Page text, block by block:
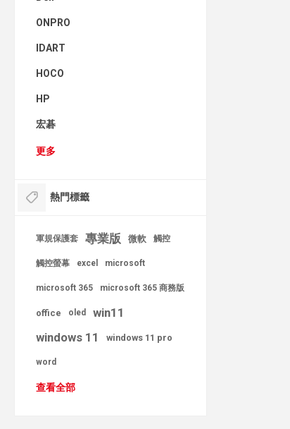
ONPRO
IDART
HOCO
HP
宏碁
更多
熱門標籤
軍規保護套 專業版 微軟 觸控
觸控螢幕 excel microsoft
microsoft 365 microsoft 365 商務版
office oled
win11
windows 11
windows 11 pro
word
查看全部